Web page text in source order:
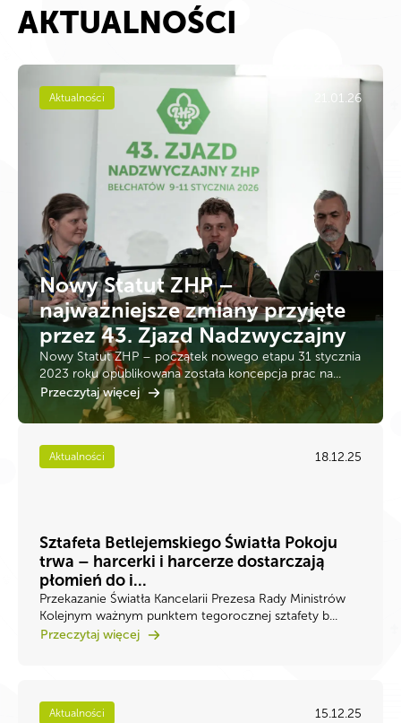
AKTUALNOŚCI
Aktualności 21.01.26
Nowy Statut ZHP –
najważniejsze zmiany przyjęte
przez 43. Zjazd Nadzwyczajny
Nowy Statut ZHP – początek nowego etapu 31 stycznia
2023 roku opublikowana została koncepcja prac na...
Przeczytaj więcej
Aktualności 18.12.25
Sztafeta Betlejemskiego Światła Pokoju
trwa – harcerki i harcerze dostarczają
płomień do i...
Przekazanie Światła Kancelarii Prezesa Rady Ministrów
Kolejnym ważnym punktem tegorocznej sztafety b...
Przeczytaj więcej
Aktualności 15.12.25